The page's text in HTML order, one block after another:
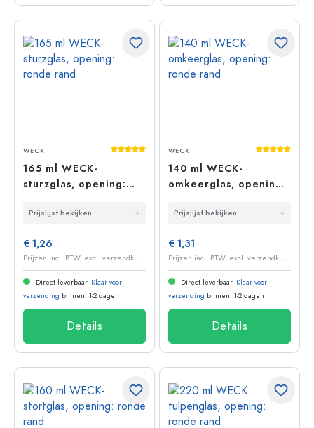
Gemiddelde waardering van 5 van 5
WECK
165 ml WECK-
sturzglas, opening:
Prijslijst bekijken
€ 1,26
P
rijzen incl. BTW, excl. verzendkosten
Direct leverbaar. Klaar voor
verzending binnen: 1-2 dagen
Details
WECK
140 ml WECK-
omkeerglas, opening:
Prijslijst bekijken
€ 1,31
P
rijzen incl. BTW, excl. verzendkosten
Direct leverbaar. Klaar voor
verzending binnen: 1-2 dagen
Details